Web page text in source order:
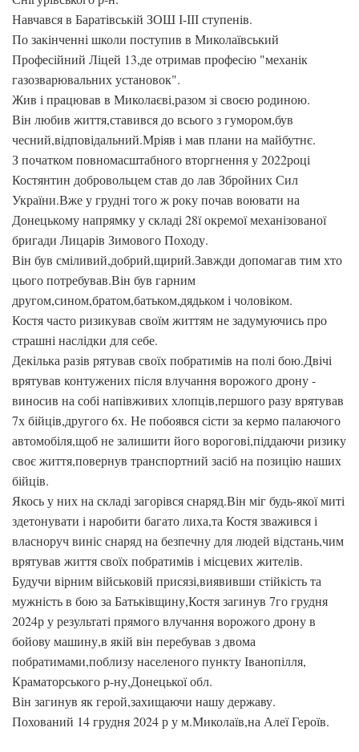
Навчався в Баратівській ЗОШ І-ІІІ ступенів.
По закінченні школи поступив в Миколаївський
Професійний Ліцей 13,де отримав професію "механік
газозварювальних установок".
Жив і працював в Миколаєві,разом зі своєю родиною.
Він любив життя,ставився до всього з гумором,був
чесний,відповідальний.Мріяв і мав плани на майбутнє.
З початком повномасштабного вторгнення у 2022році
Костянтин добровольцем став до лав Збройних Сил
України.Вже у грудні того ж року почав воювати на
Донецькому напрямку у складі 28ї окремої механізованої
бригади Лицарів Зимового Походу.
Він був сміливий,добрий,щирий.Завжди допомагав тим хто
цього потребував.Він був гарним
другом,сином,братом,батьком,дядьком і чоловіком.
Костя часто ризикував своїм життям не задумуючись про
страшні наслідки для себе.
Декілька разів рятував своїх побратимів на полі бою.Двічі
врятував контужених після влучання ворожого дрону -
виносив на собі напівживих хлопців,першого разу врятував
7х бійців,другого 6х. Не побоявся сісти за кермо палаючого
автомобіля,щоб не залишити його ворогові,піддаючи ризику
своє життя,повернув транспортний засіб на позицію наших
бійців.
Якось у них на складі загорівся снаряд.Він міг будь-якої миті
здетонувати і наробити багато лиха,та Костя зважився і
власноруч виніс снаряд на безпечну для людей відстань,чим
врятував життя своїх побратимів і місцевих жителів.
Будучи вірним військовій присязі,виявивши стійкість та
мужність в бою за Батьківщину,Костя загинув 7го грудня
2024р у результаті прямого влучання ворожого дрону в
бойову машину,в якій він перебував з двома
побратимами,поблизу населеного пункту Іванопілля,
Краматорського р-ну,Донецької обл.
Він загинув як герой,захищаючи нашу державу.
Похований 14 грудня 2024 р у м.Миколаїв,на Алеї Героїв.